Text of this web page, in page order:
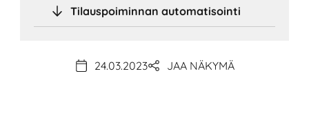
Tilauspoiminnan automatisointi
24.03.2023 JAA NÄKYMÄ